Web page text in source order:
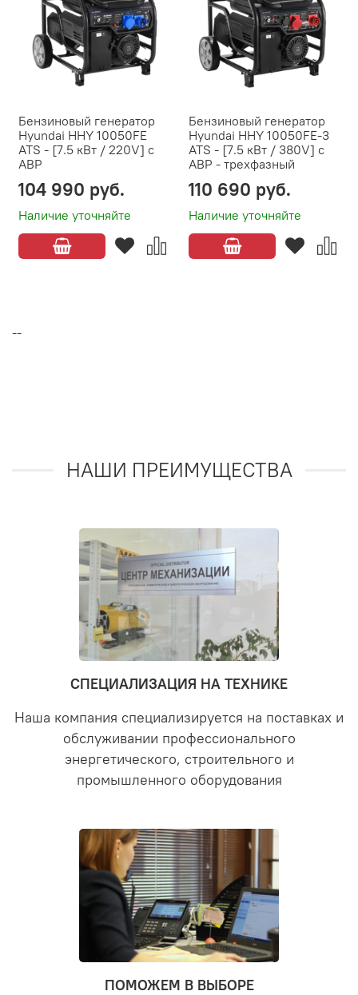
Бензиновый генератор
Hyundai HHY 10050FE
ATS - [7.5 кВт / 220V] с
АВР
Наличие уточняйте
104 990 руб.
Бензиновый генератор
Hyundai HHY 10050FE-3
ATS - [7.5 кВт / 380V] с
АВР - трехфазный
Наличие уточняйте
110 690 руб.
--
НАШИ ПРЕИМУЩЕСТВА
СПЕЦИАЛИЗАЦИЯ НА ТЕХНИКЕ
Наша компания специализируется на поставках и
обслуживании профессионального
энергетического, строительного и
промышленного оборудования
ПОМОЖЕМ В ВЫБОРЕ